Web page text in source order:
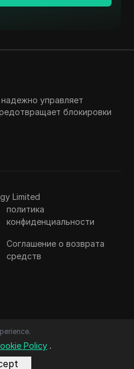
управляет
блокировки
Limited
политика
конфиденциальности
Соглашение о возврата
средств
Policy .